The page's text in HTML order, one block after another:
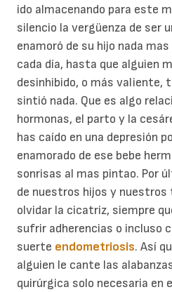
ido almacenando para este
silencio la vergüenza de ser
enamoró de su hijo nada
cada día, hasta que alguien
desinhibido, o más valiente,
sintió nada. Que es algo
hormonas, el parto y la
has caído en una depresión
enamorado de ese bebe
sonrisas al mas pintao. Por
de nuestros hijos y nuestros
olvidar la cicatriz, siempre
sufrir adherencias o incluso
suerte endometriosis. Así
alguien le cante las
quirúrgica solo necesaria en